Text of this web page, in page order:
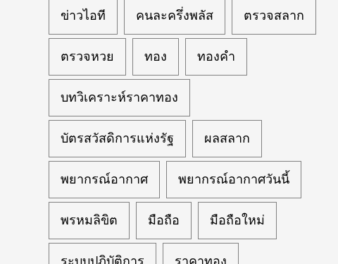
ข่าวไอที คนละครึ่งพลัส ตรวจสลาก
ตรวจหวย ทอง ทองคำ
บทวิเคราะห์ราคาทอง
บัตรสวัสดิการแห่งรัฐ ผลสลาก
พยากรณ์อากาศ พยากรณ์อากาศวันนี้
พรหมลิขิต มือถือ มือถือใหม่